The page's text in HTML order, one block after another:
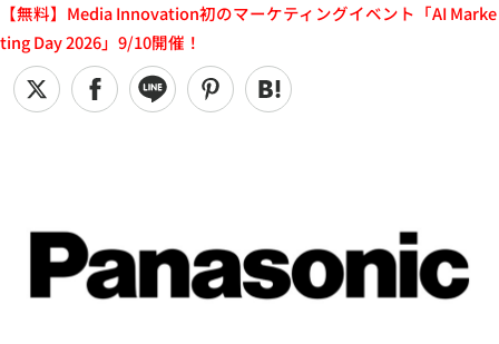
【無料】Media Innovation初のマーケティングイベント「AI Marke
ting Day 2026」9/10開催！